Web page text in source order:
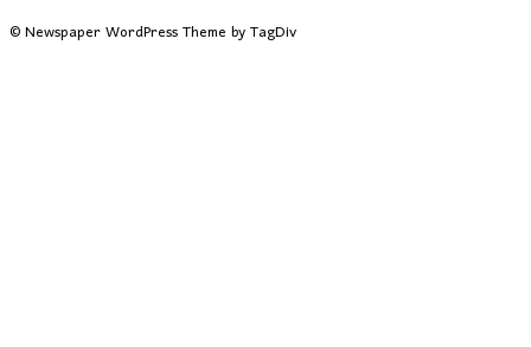
© Newspaper WordPress Theme by TagDiv